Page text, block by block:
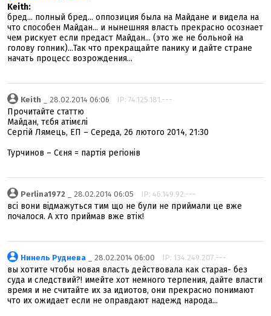
Keith:
бред... полный бред... оппозиция была на Майдане и видела на
что способен Майдан... и нынешняя власть прекрасно осознает
чем рискует если предаст Майдан... (это же не больной на
голову гопник)...Так что прекращайте панику и дайте стране
начать процесс возрождения...
Keith _ 28.02.2014 06:06 IP: 74.125.181.---
Прочитайте статтю
Майдан, тєбя атімєлі
Сергій Лямець, ЕП – Середа, 26 лютого 2014, 21:30
Турчинов – Сєня = партія регіонів
Perlina1972 _ 28.02.2014 06:05 IP: 46.149.92.---
всі вони відмажуться тим що не були не приймали це вже
почалося. А хто приймав вже втік!
Нинель Руднева _ 28.02.2014 06:00 IP: 134.249.207.---
вы хотите чтобы новая власть действовала как старая- без
суда и следствий?! имейте хот немного терпения, дайте власти
время и не считайте их за идиотов, они прекрасно понимают
что их ожидает если не оправдают надежд народа...